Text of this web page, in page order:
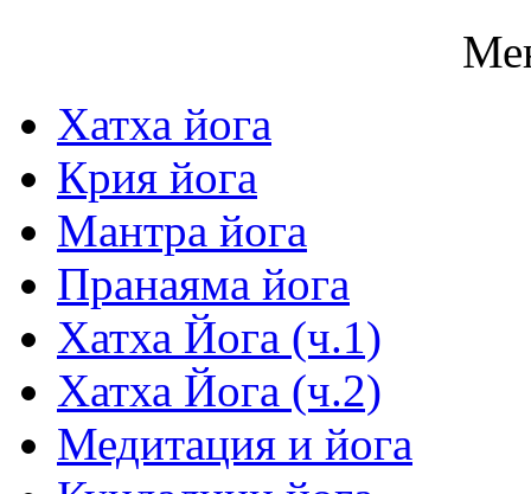
Хатха йога
Крия йога
Мантра йога
Пранаяма йога
Хатха Йога (ч.1)
Хатха Йога (ч.2)
Медитация и йога